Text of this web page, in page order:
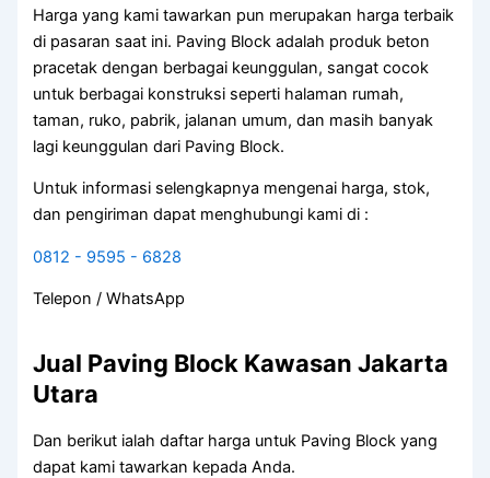
Harga yang kami tawarkan pun merupakan harga terbaik
di pasaran saat ini. Paving Block adalah produk beton
pracetak dengan berbagai keunggulan, sangat cocok
untuk berbagai konstruksi seperti halaman rumah,
taman, ruko, pabrik, jalanan umum, dan masih banyak
lagi keunggulan dari Paving Block.
Untuk informasi selengkapnya mengenai harga, stok,
dan pengiriman dapat menghubungi kami di :
0812 - 9595 - 6828
Telepon / WhatsApp
Jual Paving Block Kawasan Jakarta
Utara
Dan berikut ialah daftar harga untuk Paving Block yang
dapat kami tawarkan kepada Anda.